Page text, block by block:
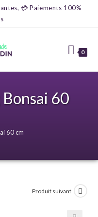
💳 Paiements 100%
0
Bonsai 60
60 cm
Produit suivant